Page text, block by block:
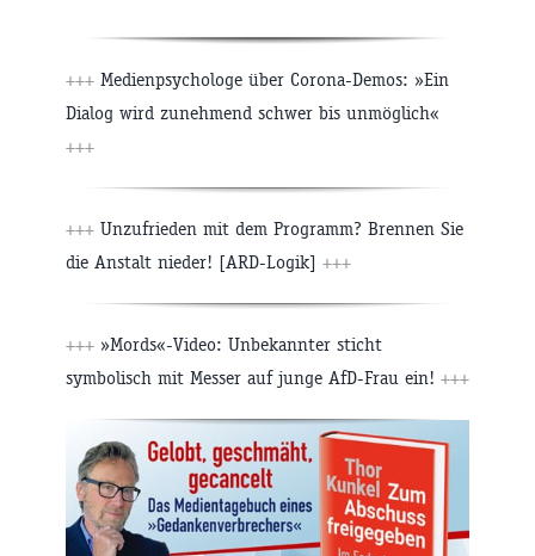
+++ Medienpsychologe über Corona-Demos: »Ein
Dialog wird zunehmend schwer bis unmöglich«
+++
+++ Unzufrieden mit dem Programm? Brennen Sie
die Anstalt nieder! [ARD-Logik] +++
+++ »Mords«-Video: Unbekannter sticht
symbolisch mit Messer auf junge AfD-Frau ein! +++